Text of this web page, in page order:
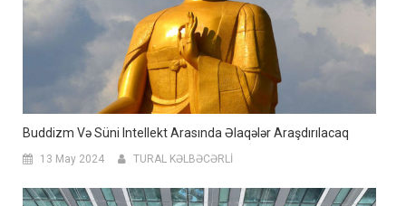
Buddizm Və Süni Intellekt Arasında Əlaqələr Araşdırılacaq
13 May 2024 TURAL KƏLBƏCƏRLİ